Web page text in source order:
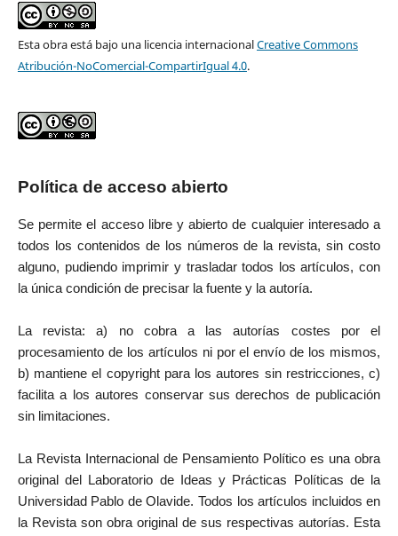
Esta obra está bajo una licencia internacionalCreative Commons
Atribución-NoComercial-CompartirIgual 4.0.
Política de acceso abierto
Se permite el acceso libre y abierto de cualquier interesado a
todos los contenidos de los números de la revista, sin costo
alguno, pudiendo imprimir y trasladar todos los artículos, con
la única condición de precisar la fuente y la autoría.
La revista: a) no cobra a las autorías costes por el
procesamiento de los artículos ni por el envío de los mismos,
b) mantiene el copyright para los autores sin restricciones, c)
facilita a los autores conservar sus derechos de publicación
sin limitaciones.
La Revista Internacional de Pensamiento Político es una obra
original del Laboratorio de Ideas y Prácticas Políticas de la
Universidad Pablo de Olavide. Todos los artículos incluidos en
la Revista son obra original de sus respectivas autorías. Esta